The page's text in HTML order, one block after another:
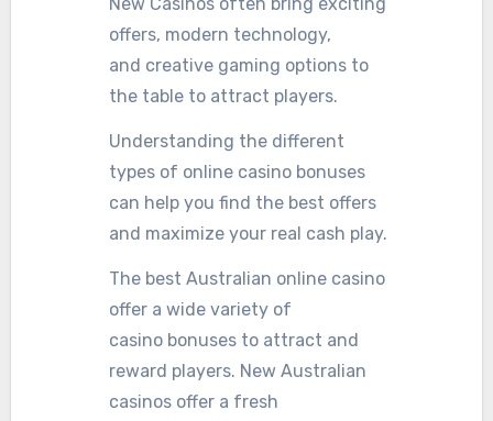
offers, modern technology,
and creative gaming options to
the table to attract players.
Understanding the different
types of online casino bonuses
can help you find the best offers
and maximize your real cash play.
The best Australian online casino
offer a wide variety of
casino bonuses to attract and
reward players. New Australian
casinos offer a fresh